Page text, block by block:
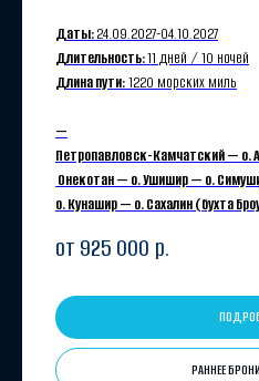
Даты:24.09.2027-04.10.2027
Длительность:11 дней / 10 ночей
Длина пути:1220 морских миль
—
Петропавловск-Камчатский — о.
Онекотан — о. Ушишир — о.
о. Кунашир — о. Сахалин (бухта
от 925 000 р.
РАННЕЕ